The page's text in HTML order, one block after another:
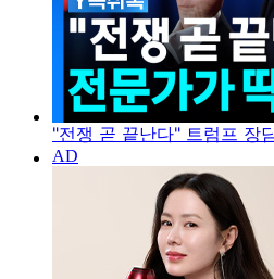
"전쟁 곧 끝난다" 트럼프 장